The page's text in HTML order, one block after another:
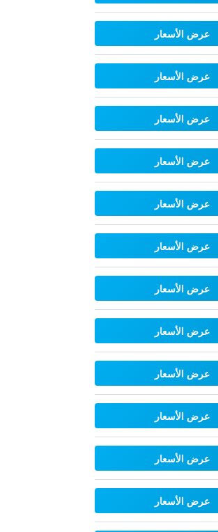
عرض الأسعار
عرض الأسعار
عرض الأسعار
عرض الأسعار
عرض الأسعار
عرض الأسعار
عرض الأسعار
عرض الأسعار
عرض الأسعار
عرض الأسعار
عرض الأسعار
عرض الأسعار